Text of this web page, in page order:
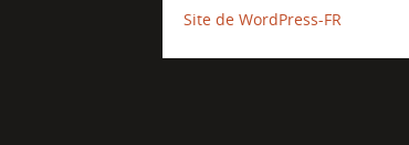
Site de WordPress-FR